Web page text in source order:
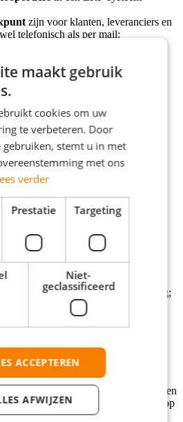
zijn voor klanten, leveranciers en
telefonisch als per mail;
documentatievoor
onmisbare schakel in het succes
échtedoorpakkerenteamplayer
omgeving vind je leuk, en je bent
herken jij jezelf in de volgende
werkervaring in supply chain,
binnen een internationale omgeving;
en exportdocumentatie;
van Nederlands en Engels;
en accuraat.
in Rotterdam kom je terecht in
die continue groei en innovatie
en gedreven, met ruimte voor eigen
processen. Daarbij kun je rekenen op
maakt gebruik
cookies om uw
te verbeteren. Door
gebruiken, stemt u in met
met ons
verder
Prestatie Targeting
Niet-
geclassificeerd
ACCEPTEREN
AFWIJZEN